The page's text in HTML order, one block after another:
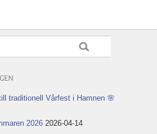
traditionell Vårfest i Hamnen 🌸
2026 2026-04-14